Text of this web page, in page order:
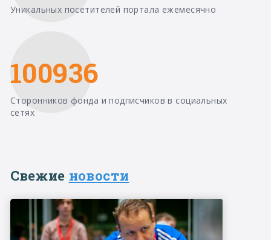
Уникальных посетителей портала ежемесячно
100936
Сторонников фонда и подписчиков в социальных
сетях
Свежие новости